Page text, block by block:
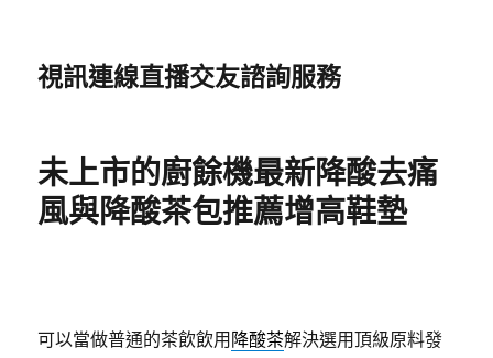
視訊連線直播交友諮詢服務
未上市的廚餘機最新降酸去痛
風與降酸茶包推薦增高鞋墊
可以當做普通的茶飲飲用 降酸茶解決選用頂級原料發